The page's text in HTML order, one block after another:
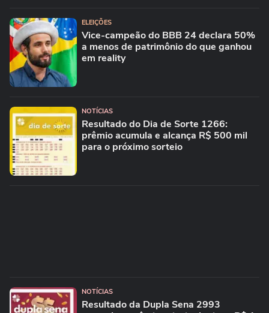
ELEIÇÕES
Vice-campeão do BBB 24 declara 50%
a menos de patrimônio do que ganhou
em reality
NOTÍCIAS
Resultado do Dia de Sorte 1266:
prêmio acumula e alcança R$ 500 mil
para o próximo sorteio
NOTÍCIAS
Resultado da Dupla Sena 2993